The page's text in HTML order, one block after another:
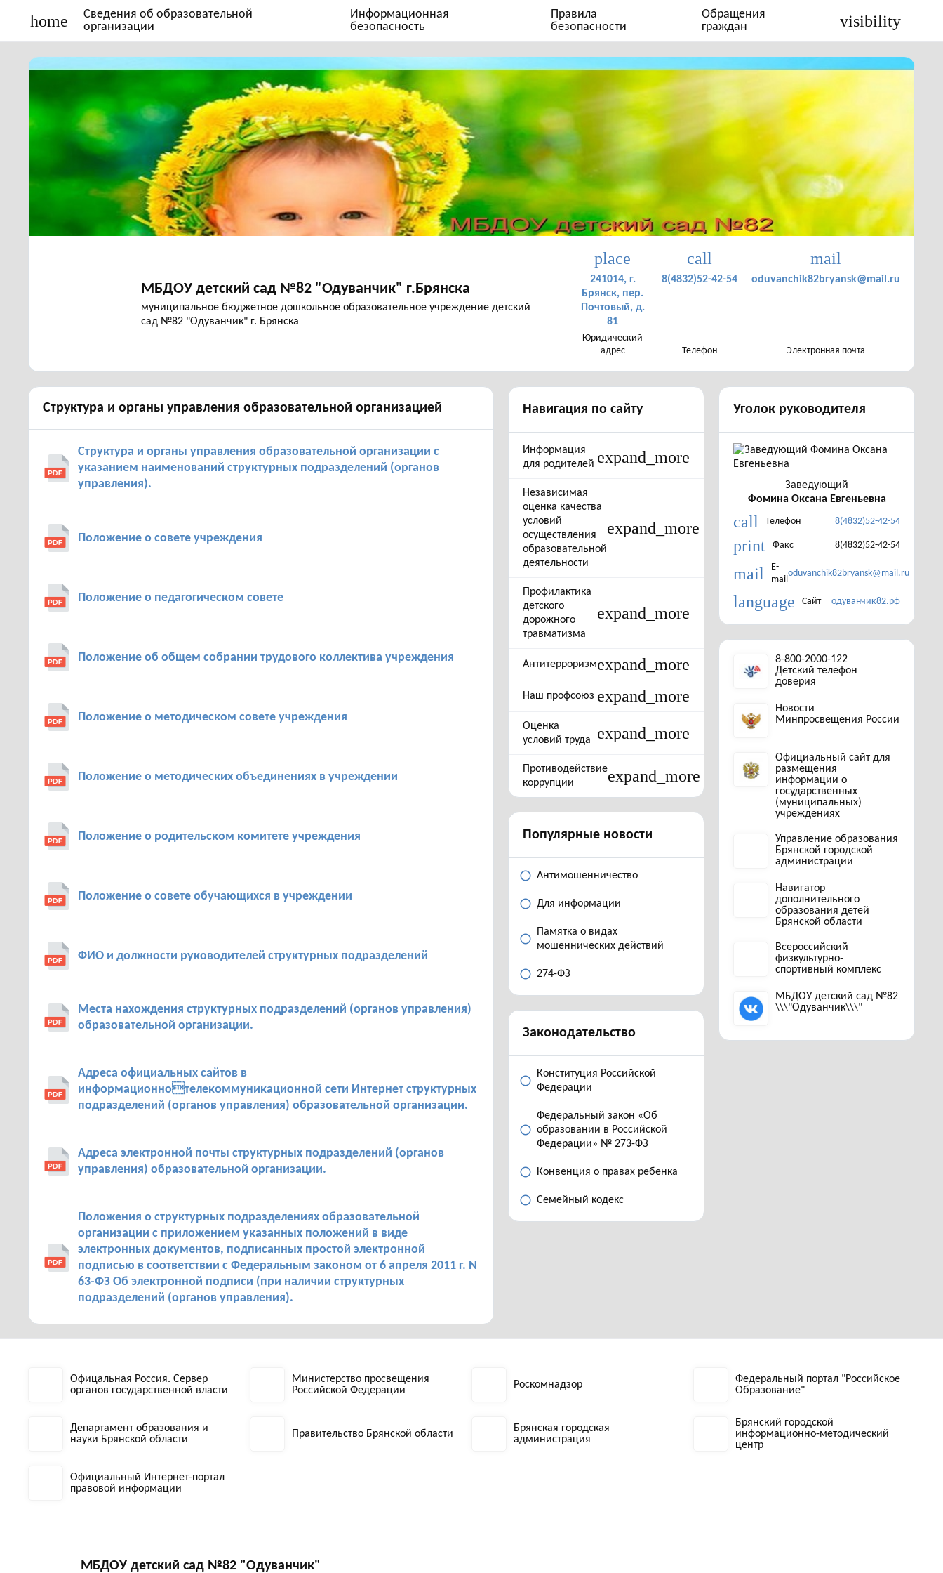
home
Сведения об образовательной
организации
Информационная
безопасность
Правила
безопасности
Обращения
граждан
visibility
МБДОУ детский сад №82 "Одуванчик" г.Брянска
муниципальное бюджетное дошкольное образовательное учреждение детский
сад №82 "Одуванчик" г. Брянска
place
241014, г.
Брянск, пер.
Почтовый, д.
81
Юридический
адрес
call
8(4832)52-42-54
Телефон
mail
oduvanchik82bryansk@mail.ru
Электронная почта
Структура и органы управления образовательной организацией
Структура и органы управления образовательной организации с
указанием наименований структурных подразделений (органов
управления).
Положение о совете учреждения
Положение о педагогическом совете
Положение об общем собрании трудового коллектива учреждения
Положение о методическом совете учреждения
Положение о методических объединениях в учреждении
Положение о родительском комитете учреждения
Положение о совете обучающихся в учреждении
ФИО и должности руководителей структурных подразделений
Места нахождения структурных подразделений (органов управления)
образовательной организации.
Адреса официальных сайтов в
информационнотелекоммуникационной сети Интернет структурных
подразделений (органов управления) образовательной организации.
Адреса электронной почты структурных подразделений (органов
управления) образовательной организации.
Положения о структурных подразделениях образовательной
организации с приложением указанных положений в виде
электронных документов, подписанных простой электронной
подписью в соответствии с Федеральным законом от 6 апреля 2011 г. N
63-ФЗ Об электронной подписи (при наличии структурных
подразделений (органов управления).
Навигация по сайту
Информация
для родителей expand_more
Независимая
оценка качества
условий
осуществления
образовательной
деятельности
expand_more
Профилактика
детского
дорожного
травматизма
expand_more
Антитерроризмexpand_more
Наш профсоюз expand_more
Оценка
условий труда
expand_more
Противодействие
коррупции
expand_more
Популярные новости
Антимошенничество
Для информации
Памятка о видах
мошеннических действий
274-ФЗ
Законодательство
Конституция Российской
Федерации
Федеральный закон «Об
образовании в Российской
Федерации» № 273-ФЗ
Конвенция о правах ребенка
Семейный кодекс
Уголок руководителя
Заведующий
Фомина Оксана Евгеньевна
call Телефон 8(4832)52-42-54
print Факс 8(4832)52-42-54
mail
E-
mail
oduvanchik82bryansk@mail.ru
language Сайт одуванчик82.рф
8-800-2000-122
Детский телефон
доверия
Новости
Минпросвещения России
Официальный сайт для
размещения
информации о
государственных
(муниципальных)
учреждениях
Управление образования
Брянской городской
администрации
Навигатор
дополнительного
образования детей
Брянской области
Всероссийский
физкультурно-
спортивный комплекс
МБДОУ детский сад №82
\\\"Одуванчик\\\"
Офицальная Россия. Сервер
органов государственной власти
Министерство просвещения
Российской Федерации
Роскомнадзор
Федеральный портал "Российское
Образование"
Департамент образования и
науки Брянской области
Правительство Брянской области
Брянская городская
администрация
Брянский городской
информационно-методический
центр
Официальный Интернет-портал
правовой информации
МБДОУ детский сад №82 "Одуванчик"